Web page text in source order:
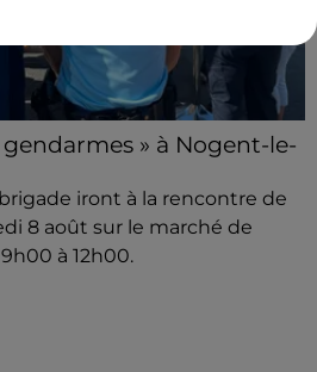
gendarmes » à Nogent-le-
iront à la rencontre de
8 août sur le marché de
à 12h00.